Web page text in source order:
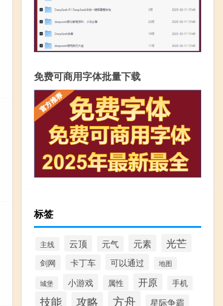
免费可商用字体批量下载
标签
主线 云顶 元气 元素 光芒
剑网 卡丁车 可以通过 地图
城堡 小游戏 属性 开原 手机
技能 攻略 方舟 星际争霸